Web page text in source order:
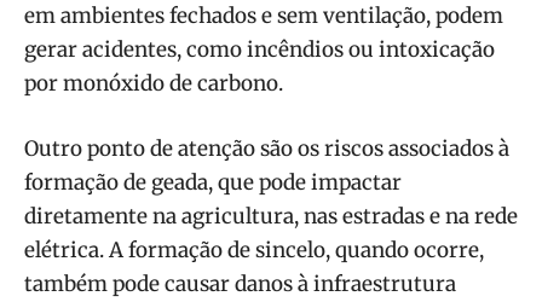
em ambientes fechados e sem ventilação, podem
gerar acidentes, como incêndios ou intoxicação
por monóxido de carbono.
Outro ponto de atenção são os riscos associados à
formação de geada, que pode impactar
diretamente na agricultura, nas estradas e na rede
elétrica. A formação de sincelo, quando ocorre,
também pode causar danos à infraestrutura